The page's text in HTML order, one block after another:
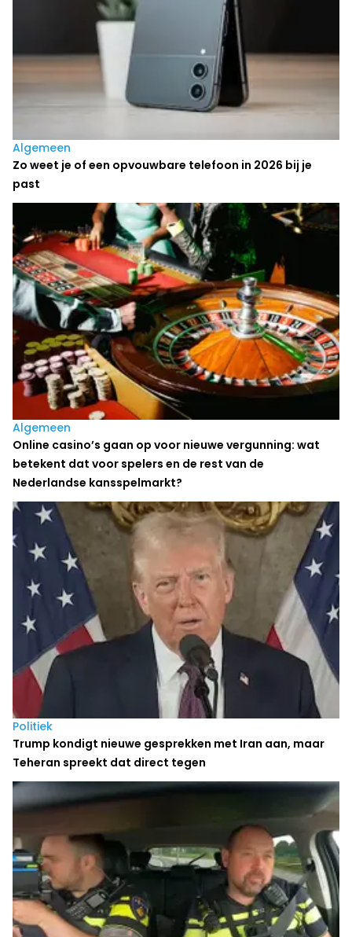
Algemeen
Zo weet je of een opvouwbare telefoon in 2026 bij je
past
Algemeen
Online casino’s gaan op voor nieuwe vergunning: wat
betekent dat voor spelers en de rest van de
Nederlandse kansspelmarkt?
Politiek
Trump kondigt nieuwe gesprekken met Iran aan, maar
Teheran spreekt dat direct tegen